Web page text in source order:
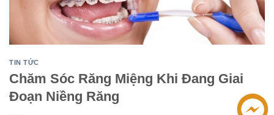
TIN TỨC
Chăm Sóc Răng Miệng Khi Đang Giai
Đoạn Niềng Răng